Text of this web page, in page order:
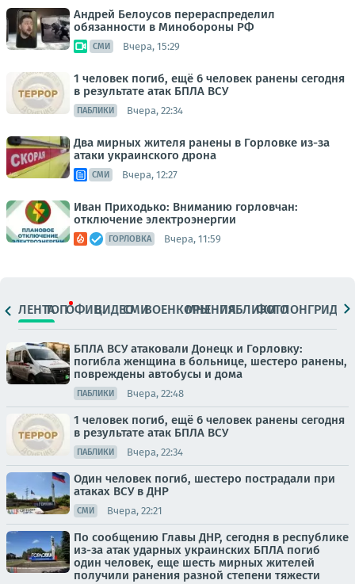
Андрей Белоусов перераспределил
обязанности в Минобороны РФ
СМИ Вчера, 15:29
1 человек погиб, ещё 6 человек ранены сегодня
в результате атак БПЛА ВСУ
ПАБЛИКИ Вчера, 22:34
Два мирных жителя ранены в Горловке из-за
атаки украинского дрона
СМИ Вчера, 12:27
Иван Приходько: Вниманию горловчан:
отключение электроэнергии
ГОРЛОВКА Вчера, 11:59
ЛЕНТАТОПОФИЦ.ВИДЕОСМИВОЕНКОРЫМНЕНИЯПАБЛИКИ
ФОТОЛОНГРИДЫ
БПЛА ВСУ атаковали Донецк и Горловку:
погибла женщина в больнице, шестеро ранены,
повреждены автобусы и дома
ПАБЛИКИ Вчера, 22:48
1 человек погиб, ещё 6 человек ранены сегодня
в результате атак БПЛА ВСУ
ПАБЛИКИ Вчера, 22:34
Один человек погиб, шестеро пострадали при
атаках ВСУ в ДНР
СМИ Вчера, 22:21
По сообщению Главы ДНР, сегодня в республике
из-за атак ударных украинских БПЛА погиб
один человек, еще шесть мирных жителей
получили ранения разной степени тяжести